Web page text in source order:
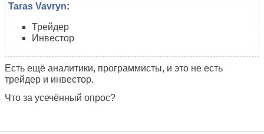
Taras Vavryn:
Трейдер
Инвестор
Есть ещё аналитики, программисты, и это не есть
трейдер и инвестор.
Что за усечённый опрос?